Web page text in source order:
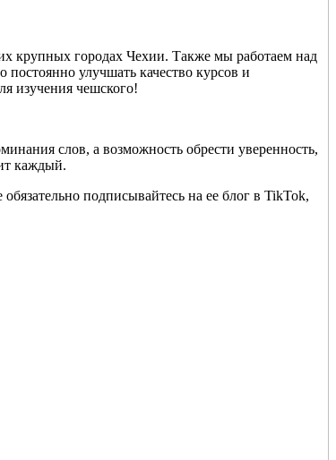
крупных городах Чехии. Также мы работаем над
постоянно улучшать качество курсов и
изучения чешского!
слов, а возможность обрести уверенность,
каждый.
подписывайтесь на ее блог в TikTok,